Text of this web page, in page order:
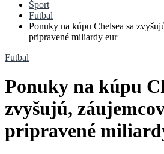
Šport
Futbal
Ponuky na kúpu Chelsea sa
pripravené miliardy eur
Futbal
Ponuky na kúpu
zvyšujú,
pripravené